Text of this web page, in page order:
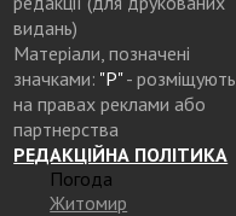
видань)
Матеріали, позначені
значками: "Р"- розміщують
на правах реклами або
партнерства
РЕДАКЦІЙНА ПОЛІТИКА
Погода
Житомир